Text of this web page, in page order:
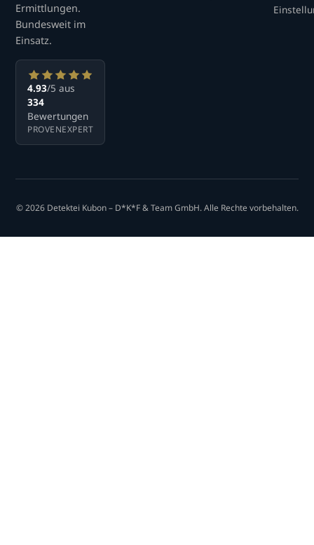
Ermittlungen.
Bundesweit im
Einsatz.
4.93/5 aus
334
Bewertungen
PROVENEXPERT
© 2026 Detektei Kubon – D*K*F & Team GmbH. Alle Rechte vorbehalten.